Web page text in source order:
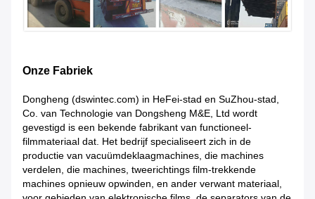
Onze Fabriek
Dongheng (dswintec.com) in HeFei-stad en SuZhou-stad,
Co. van Technologie van Dongsheng M&E, Ltd wordt
gevestigd is een bekende fabrikant van functioneel-
filmmateriaal dat. Het bedrijf specialiseert zich in de
productie van vacuümdeklaagmachines, die machines
verdelen, die machines, tweerichtings film-trekkende
machines opnieuw opwinden, en ander verwant materiaal,